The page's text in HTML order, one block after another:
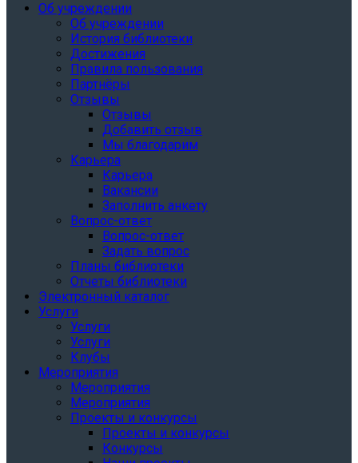
Об учреждении
Об учреждении
История библиотеки
Достижения
Правила пользования
Партнёры
Отзывы
Отзывы
Добавить отзыв
Мы благодарим
Карьера
Карьера
Вакансии
Заполнить анкету
Вопрос-ответ
Вопрос-ответ
Задать вопрос
Планы библиотеки
Отчеты библиотеки
Электронный каталог
Услуги
Услуги
Услуги
Клубы
Мероприятия
Мероприятия
Мероприятия
Проекты и конкурсы
Проекты и конкурсы
Конкурсы